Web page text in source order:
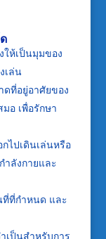
ห้เป็นมุมของ
เล่น
ดที่อยู่อาศัยของ
อ เพื่อรักษา
ไปเดินเล่นหรือ
ำลังกายและ
ที่ที่กำหนด และ
เป็นสำหรับการ